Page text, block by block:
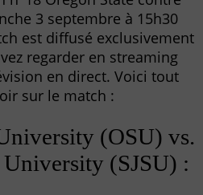
3 septembre à 15h30
est diffusé exclusivement
regarder en streaming
en direct. Voici tout
sur le match :
(OSU) vs.
University (SJSU) :